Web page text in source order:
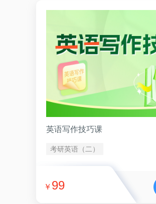
英语写作技巧课
考研英语（二）
￥ 99